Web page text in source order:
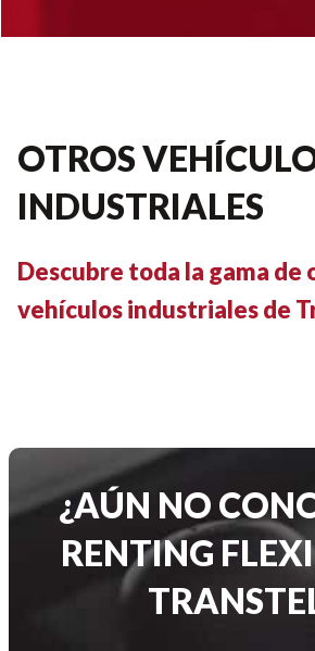
OTROS
INDUSTRIALES
Descubre toda la gama de
vehículos industriales de
¿AÚN NO
RENTING